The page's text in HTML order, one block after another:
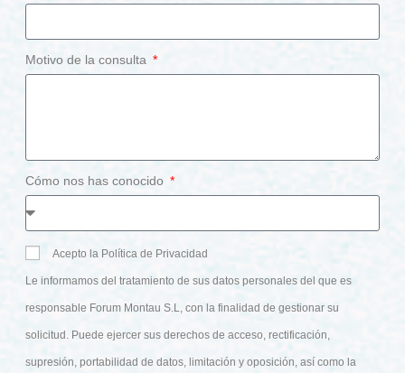
Motivo de la consulta
Cómo nos has conocido
Acepto la Política de Privacidad
Le informamos del tratamiento de sus datos personales del que es
responsable Forum Montau S.L, con la finalidad de gestionar su
solicitud. Puede ejercer sus derechos de acceso, rectificación,
supresión, portabilidad de datos, limitación y oposición, así como la